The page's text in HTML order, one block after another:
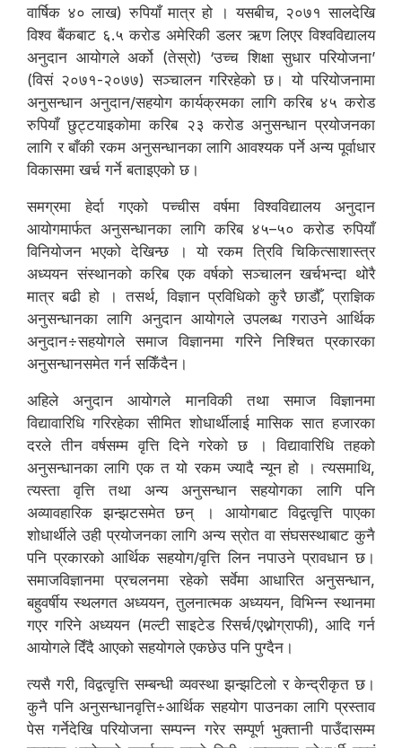
वार्षिक ४० लाख) रुपियाँ मात्र हो । यसबीच, २०७१ सालदेखि
विश्व बैंकबाट ६.५ करोड अमेरिकी डलर ऋण लिएर विश्वविद्यालय
अनुदान आयोगले अर्को (तेस्रो) ‘उच्च शिक्षा सुधार परियोजना’
(विसं २०७१-२०७७) सञ्चालन गरिरहेको छ। यो परियोजनामा
अनुसन्धान अनुदान/सहयोग कार्यक्रमका लागि करिब ४५ करोड
रुपियाँ छुट्टयाइकोमा करिब २३ करोड अनुसन्धान प्रयोजनका
लागि र बाँकी रकम अनुसन्धानका लागि आवश्यक पर्ने अन्य पूर्वाधार
विकासमा खर्च गर्ने बताइएको छ।
समग्रमा हेर्दा गएको पच्चीस वर्षमा विश्वविद्यालय अनुदान
आयोगमार्फत अनुसन्धानका लागि करिब ४५–५० करोड रुपियाँ
विनियोजन भएको देखिन्छ । यो रकम त्रिवि चिकित्साशास्त्र
अध्ययन संस्थानको करिब एक वर्षको सञ्चालन खर्चभन्दा थोरै
मात्र बढी हो । तसर्थ, विज्ञान प्रविधिको कुरै छाडौँ, प्राज्ञिक
अनुसन्धानका लागि अनुदान आयोगले उपलब्ध गराउने आर्थिक
अनुदान÷सहयोगले समाज विज्ञानमा गरिने निश्चित प्रकारका
अनुसन्धानसमेत गर्न सकिँदैन।
अहिले अनुदान आयोगले मानविकी तथा समाज विज्ञानमा
विद्यावारिधि गरिरहेका सीमित शोधार्थीलाई मासिक सात हजारका
दरले तीन वर्षसम्म वृत्ति दिने गरेको छ । विद्यावारिधि तहको
अनुसन्धानका लागि एक त यो रकम ज्यादै न्यून हो । त्यसमाथि,
त्यस्ता वृत्ति तथा अन्य अनुसन्धान सहयोगका लागि पनि
अव्यावहारिक झन्झटसमेत छन् । आयोगबाट विद्वत्वृत्ति पाएका
शोधार्थीले उही प्रयोजनका लागि अन्य स्रोत वा संघसस्थाबाट कुनै
पनि प्रकारको आर्थिक सहयोग/वृत्ति लिन नपाउने प्रावधान छ।
समाजविज्ञानमा प्रचलनमा रहेको सर्वेमा आधारित अनुसन्धान,
बहुवर्षीय स्थलगत अध्ययन, तुलनात्मक अध्ययन, विभिन्न स्थानमा
गएर गरिने अध्ययन (मल्टी साइटेड रिसर्च/एथ्नोग्राफी), आदि गर्न
आयोगले दिँदै आएको सहयोगले एकछेउ पनि पुग्दैन।
त्यसै गरी, विद्वत्वृत्ति सम्बन्धी व्यवस्था झन्झटिलो र केन्द्रीकृत छ।
कुनै पनि अनुसन्धानवृत्ति÷आर्थिक सहयोग पाउनका लागि प्रस्ताव
पेस गर्नेदेखि परियोजना सम्पन्न गरेर सम्पूर्ण भुक्तानी पाउँदासम्म